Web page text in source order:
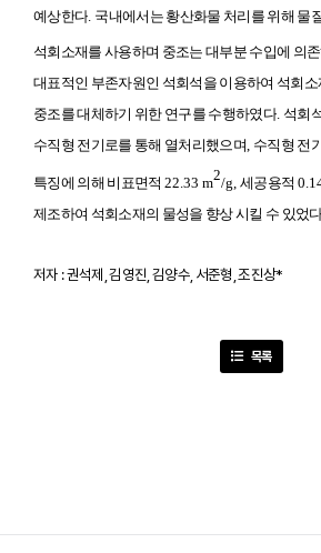
예상한다. 국내에서는 황산화물 처리를 위해 물
석회소재를 사용하며 중조는 대부분 수입에 의
대표적인 부존자원인 석회석을 이용하여 석회
중조를 대체하기 위한 연구를 수행하였다. 석회
수직형 전기로를 통해 열처리했으며, 수직형 전
특징에 의해 비표면적22.33 m2/g,세공용적
제조하여 석회소재의 물성을 향상 시킬 수 있었
저자 : 권석제, 김영진, 김양수, 서준형, 조진상*
목록